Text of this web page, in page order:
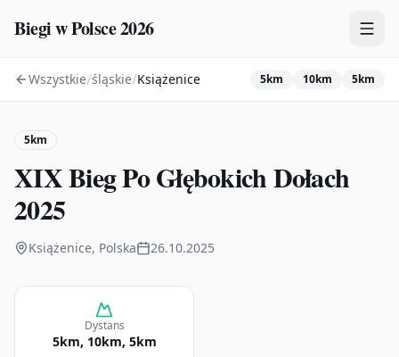
Biegi w Polsce 2026
Zawody
Wszystkie/śląskie/Książenice 5km 10km 5km
5km
XIX Bieg Po Głębokich Dołach
2025
Książenice, Polska 26.10.2025
Dystans
5km, 10km, 5km